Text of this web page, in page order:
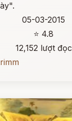
05-03-2015
⭐ 4.8
12,152 lượt đọc